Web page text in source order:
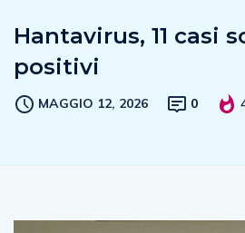
Hantavirus, 11 casi
positivi
MAGGIO 12, 2026 0